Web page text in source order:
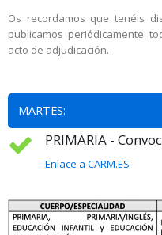
Os recordamos que tenéis
publicamos periódicamente
acto de adjudicación.
MARTES:
PRIMARIA -
Enlace a CARM.ES